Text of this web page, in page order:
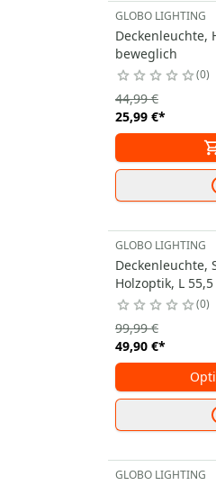
GLOBO LIGHTING
Deckenleuchte,
beweglich
0
25,99 €*
44,99 €
GLOBO LIGHTING
Deckenleuchte,
Holzoptik, L
0
49,90 €*
99,99 €
GLOBO LIGHTING